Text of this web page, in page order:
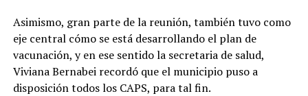
Asimismo, gran parte de la reunión, también tuvo como
eje central cómo se está desarrollando el plan de
vacunación, y en ese sentido la secretaria de salud,
Viviana Bernabei recordó que el municipio puso a
disposición todos los CAPS, para tal fin.